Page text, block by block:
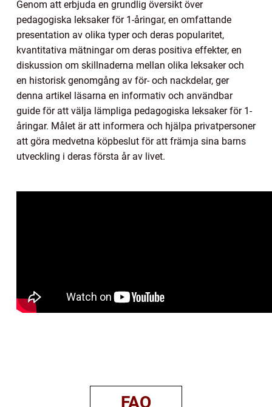
Genom att erbjuda en grundlig översikt över
pedagogiska leksaker för 1-åringar, en omfattande
presentation av olika typer och deras popularitet,
kvantitativa mätningar om deras positiva effekter, en
diskussion om skillnaderna mellan olika leksaker och
en historisk genomgång av för- och nackdelar, ger
denna artikel läsarna en informativ och användbar
guide för att välja lämpliga pedagogiska leksaker för 1-
åringar. Målet är att informera och hjälpa privatpersoner
att göra medvetna köpbeslut för att främja sina barns
utveckling i deras första år av livet.
FAQ